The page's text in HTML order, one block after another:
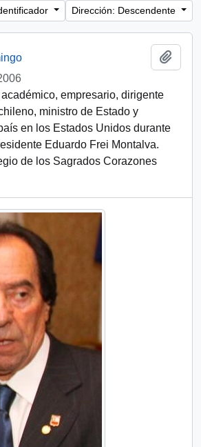
Dirección: Descendente
empresario, dirigente
ministro de Estado y
en los Estados Unidos durante
Eduardo Frei Montalva.
de los Sagrados Corazones